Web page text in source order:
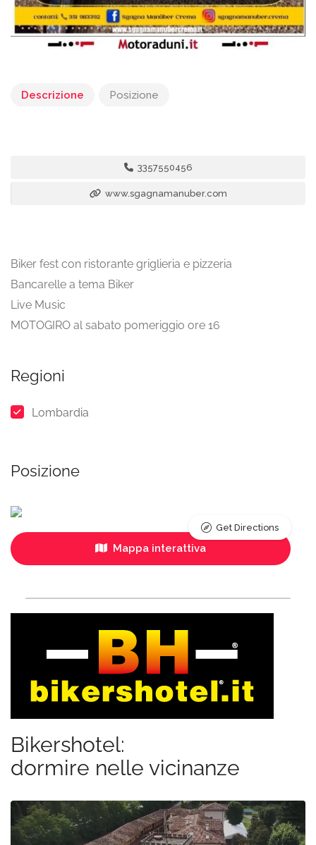
Descrizione Posizione
3357550456
www.sgagnamanuber.com
Biker fest con ristorante griglieria e pizzeria
Bancarelle a tema Biker
Live Music
MOTOGIRO al sabato pomeriggio ore 16
Regioni
Lombardia
Posizione
Mappa interattiva
Get Directions
Bikershotel:
dormire nelle vicinanze